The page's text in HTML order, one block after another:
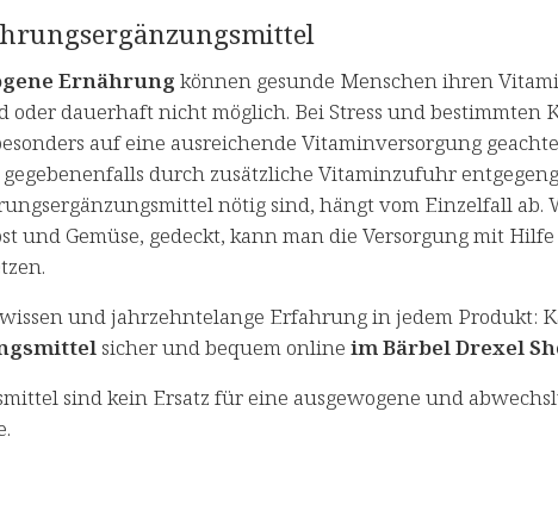
Ernährung können gesunde Menschen ihren
oder dauerhaft nicht möglich. Bei Stress und
auf eine ausreichende Vitaminversorgung
durch zusätzliche Vitaminzufuhr
nötig sind, hängt vom Einzelfall
und Gemüse, gedeckt, kann man die Versorgung mit
und jahrzehntelange Erfahrung in jedem Produkt:
sicher und bequem online im Bärbel Drexel
sind kein Ersatz für eine ausgewogene und